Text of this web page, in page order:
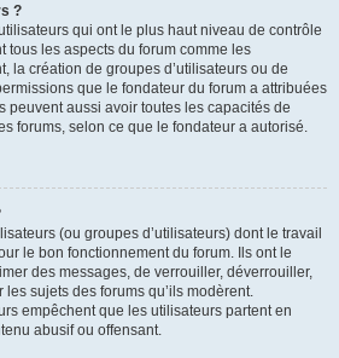
?
qui ont le plus haut niveau de contrôle
tous les aspects du forum comme les
la création de groupes d’utilisateurs ou de
que le fondateur du forum a attribuées
peuvent aussi avoir toutes les capacités de
forums, selon ce que le fondateur a autorisé.
(ou groupes d’utilisateurs) dont le travail
le bon fonctionnement du forum. Ils ont le
des messages, de verrouiller, déverrouiller,
sujets des forums qu’ils modèrent.
empêchent que les utilisateurs partent en
abusif ou offensant.